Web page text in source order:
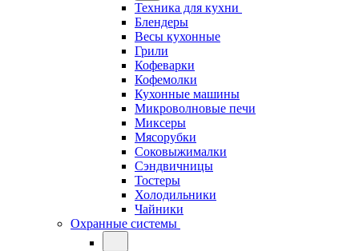
Техника для кухни
Блендеры
Весы кухонные
Грили
Кофеварки
Кофемолки
Кухонные машины
Микроволновые печи
Миксеры
Мясорубки
Соковыжималки
Сэндвичницы
Тостеры
Холодильники
Чайники
Охранные системы